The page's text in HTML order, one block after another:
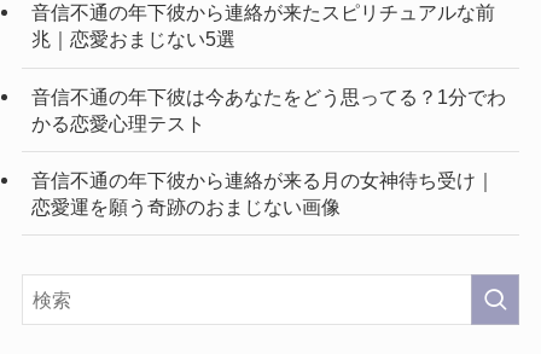
音信不通の年下彼から連絡が来たスピリチュアルな前
兆｜恋愛おまじない5選
音信不通の年下彼は今あなたをどう思ってる？1分でわ
かる恋愛心理テスト
音信不通の年下彼から連絡が来る月の女神待ち受け｜
恋愛運を願う奇跡のおまじない画像